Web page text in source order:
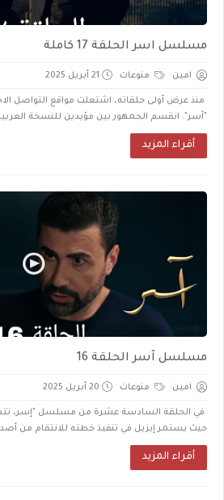
مسلسل اسر الحلقة 17 كاملة
امين منوعات 21 أبريل 2025
منذ عرض أولى حلقاته، اشتعلت مواقع التواصل
"آسر". انقسم الجمهور بين مؤيدين للنسخة
أقراء المزيد
مسلسل آسر الحلقة 16
امين منوعات 20 أبريل 2025
في الحلقة السادسة عشرة من مسلسل "إسر،
حيث يستمر إيزيل في تنفيذ خطته للانتقام من
أقراء المزيد